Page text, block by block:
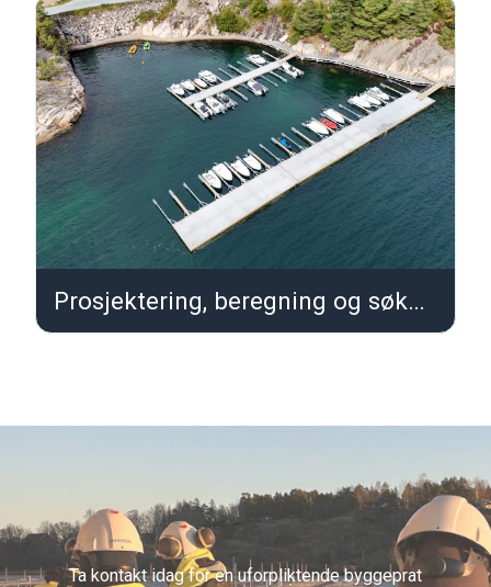
Prosjektering, beregning og søknad
Ta kontakt idag for en uforpliktende byggeprat